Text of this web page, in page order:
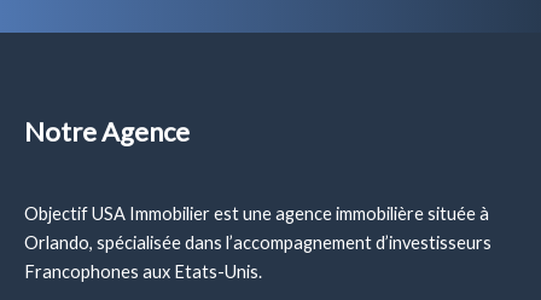
Notre Agence
Objectif USA Immobilier est une agence immobilière située à
Orlando, spécialisée dans l’accompagnement d’investisseurs
Francophones aux Etats-Unis.